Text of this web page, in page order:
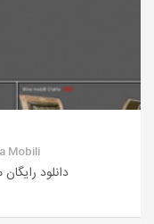
Mobili
دانلود